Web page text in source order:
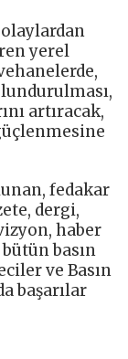
yerel
artıracak,
fedakar
dergi,
haber
basın
ve Basın
başarılar